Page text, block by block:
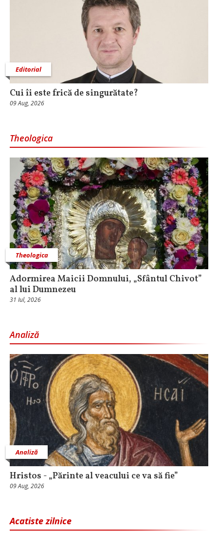
Editorial
Cui îi este frică de singurătate?
09 Aug, 2026
Theologica
Theologica
Adormirea Maicii Domnului, „Sfântul Chivot”
al lui Dumnezeu
31 Iul, 2026
Analiză
Analiză
Hristos - „Părinte al veacului ce va să fie”
09 Aug, 2026
Acatiste zilnice